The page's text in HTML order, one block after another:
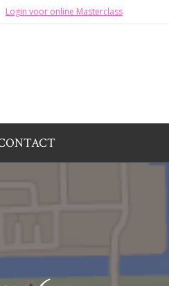
Login voor online Masterclass